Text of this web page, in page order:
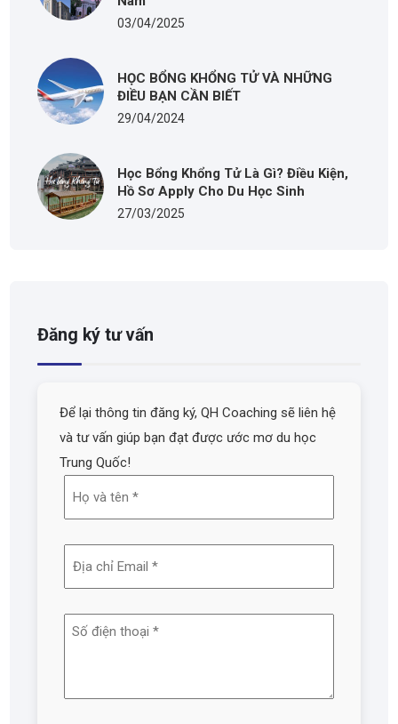
03/04/2025
HỌC BỔNG KHỔNG TỬ VÀ NHỮNG
ĐIỀU BẠN CẦN BIẾT
29/04/2024
Học Bổng Khổng Tử Là Gì? Điều Kiện,
Hồ Sơ Apply Cho Du Học Sinh
27/03/2025
Đăng ký tư vấn
Để lại thông tin đăng ký, QH Coaching sẽ liên hệ
và tư vấn giúp bạn đạt được ước mơ du học
Trung Quốc!
tên
(Required)
email
(Required)
Số